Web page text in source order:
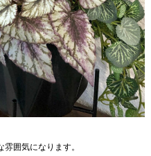
囲気になります。